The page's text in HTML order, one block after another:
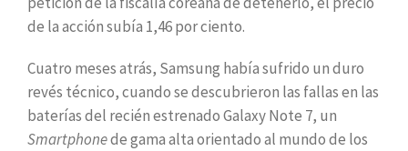
de la acción subía 1,46 por ciento.
Cuatro meses atrás, Samsung había sufrido un duro
revés técnico, cuando se descubrieron las fallas en las
baterías del recién estrenado Galaxy Note 7, un
Smartphonede gama alta orientado al mundo de los